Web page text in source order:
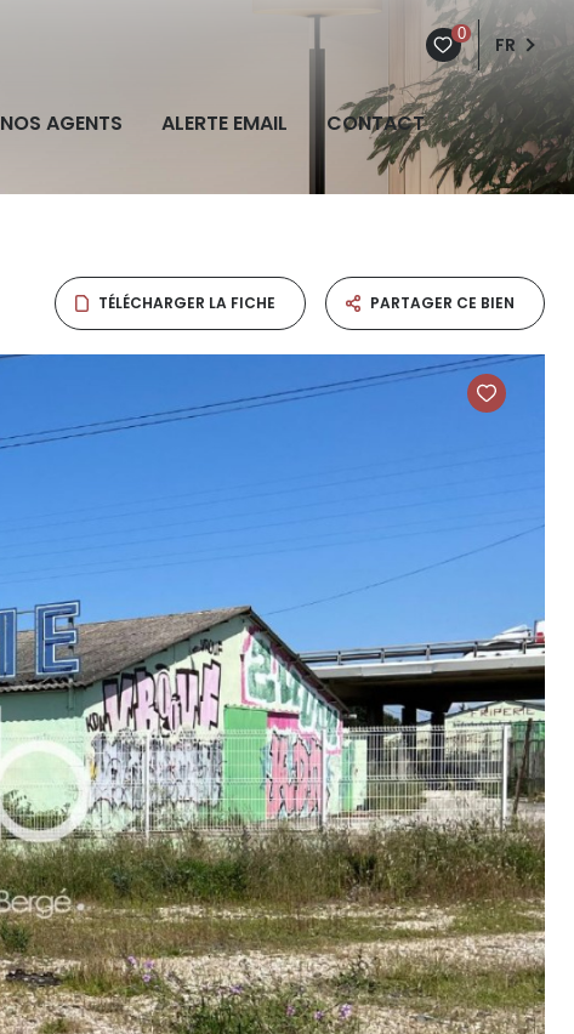
0 FR
NOS AGENTS ALERTE EMAIL CONTACT
TÉLÉCHARGER LA FICHE PARTAGER CE BIEN